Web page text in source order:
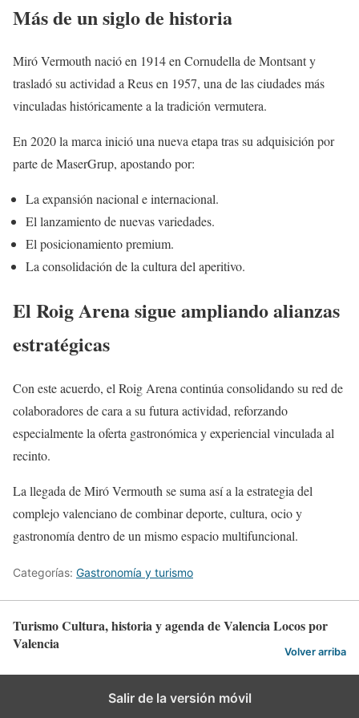
Más de un siglo de historia
Miró Vermouth nació en 1914 en Cornudella de Montsant y
trasladó su actividad a Reus en 1957, una de las ciudades más
vinculadas históricamente a la tradición vermutera.
En 2020 la marca inició una nueva etapa tras su adquisición por
parte de MaserGrup, apostando por:
La expansión nacional e internacional.
El lanzamiento de nuevas variedades.
El posicionamiento premium.
La consolidación de la cultura del aperitivo.
El Roig Arena sigue ampliando alianzas
estratégicas
Con este acuerdo, el Roig Arena continúa consolidando su red de
colaboradores de cara a su futura actividad, reforzando
especialmente la oferta gastronómica y experiencial vinculada al
recinto.
La llegada de Miró Vermouth se suma así a la estrategia del
complejo valenciano de combinar deporte, cultura, ocio y
gastronomía dentro de un mismo espacio multifuncional.
Categorías: Gastronomía y turismo
Turismo Cultura, historia y agenda de Valencia Locos por
Valencia
Volver arriba
Salir de la versión móvil